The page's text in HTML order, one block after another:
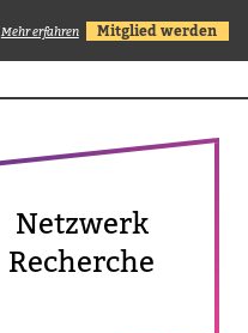
Mehr erfahren Mitglied werden
Netz­werk
Recherche